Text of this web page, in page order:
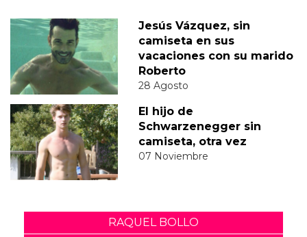
Jesús Vázquez, sin
camiseta en sus
vacaciones con su marido
Roberto
28 Agosto
El hijo de
Schwarzenegger sin
camiseta, otra vez
07 Noviembre
RAQUEL BOLLO